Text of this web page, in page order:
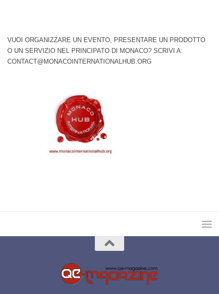
VUOI ORGANIZZARE UN EVENTO, PRESENTARE UN PRODOTTO
O UN SERVIZIO NEL PRINCIPATO DI MONACO? SCRIVI A:
CONTACT@MONACOINTERNATIONALHUB.ORG